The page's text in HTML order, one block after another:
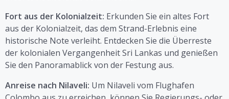
Fort aus der Kolonialzeit: Erkunden Sie ein altes Fort
aus der Kolonialzeit, das dem Strand-Erlebnis eine
historische Note verleiht. Entdecken Sie die Überreste
der kolonialen Vergangenheit Sri Lankas und genießen
Sie den Panoramablick von der Festung aus.
Anreise nach Nilaveli: Um Nilaveli vom Flughafen